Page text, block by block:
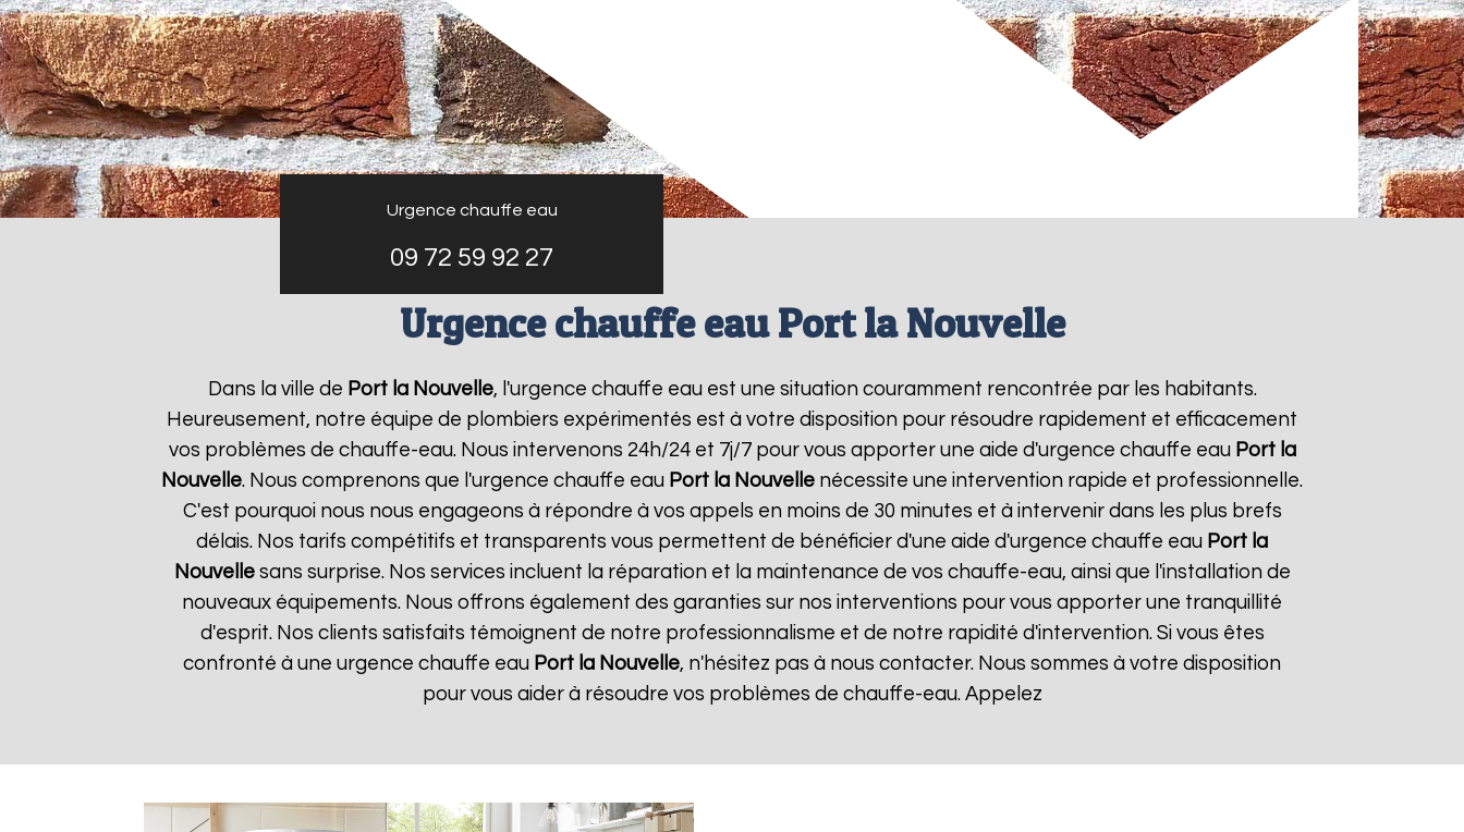
Urgence chauffe eau
09 72 59 92 27
Urgence chauffe eau Port la Nouvelle
Dans la ville de Port la Nouvelle, l'urgence chauffe eau est une situation couramment rencontrée par les habitants.
Heureusement, notre équipe de plombiers expérimentés est à votre disposition pour résoudre rapidement et efficacement
vos problèmes de chauffe-eau. Nous intervenons 24h/24 et 7j/7 pour vous apporter une aide d'urgence chauffe eau Port la
Nouvelle. Nous comprenons que l'urgence chauffe eau Port la Nouvelle nécessite une intervention rapide et professionnelle.
C'est pourquoi nous nous engageons à répondre à vos appels en moins de 30 minutes et à intervenir dans les plus brefs
délais. Nos tarifs compétitifs et transparents vous permettent de bénéficier d'une aide d'urgence chauffe eau Port la
Nouvellesans surprise. Nos services incluent la réparation et la maintenance de vos chauffe-eau, ainsi que l'installation de
nouveaux équipements. Nous offrons également des garanties sur nos interventions pour vous apporter une tranquillité
d'esprit. Nos clients satisfaits témoignent de notre professionnalisme et de notre rapidité d'intervention. Si vous êtes
confronté à une urgence chauffe eau Port la Nouvelle, n'hésitez pas à nous contacter. Nous sommes à votre disposition
pour vous aider à résoudre vos problèmes de chauffe-eau. Appelez